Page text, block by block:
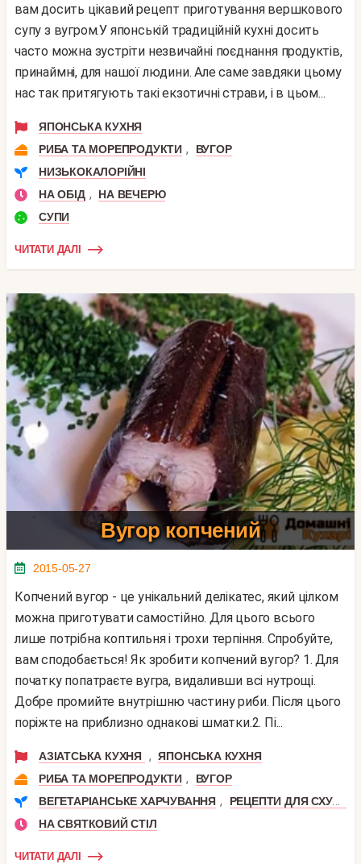
вам досить цікавий рецепт приготування вершкового
супу з вугром.У японській традиційній кухні досить
часто можна зустріти незвичайні поєднання продуктів,
принаймні, для нашої людини. Але саме завдяки цьому
нас так притягують такі екзотичні страви, і в цьом...
ЯПОНСЬКА КУХНЯ
РИБА ТА МОРЕПРОДУКТИ ,
ВУГОР
НИЗЬКОКАЛОРІЙНІ
НА ОБІД ,
НА ВЕЧЕРЮ
СУПИ
ЧИТАТИ ДАЛІ
Вугор копчений
2015-05-27
Копчений вугор - це унікальний делікатес, який цілком
можна приготувати самостійно. Для цього всього
лише потрібна коптильня і трохи терпіння. Спробуйте,
вам сподобається! Як зробити копчений вугор? 1. Для
початку попатраєте вугра, видаливши всі нутрощі.
Добре промийте внутрішню частину риби. Після цього
поріжте на приблизно однакові шматки.2. Пі...
АЗІАТСЬКА КУХНЯ , ЯПОНСЬКА КУХНЯ
РИБА ТА МОРЕПРОДУКТИ ,
ВУГОР
ВЕГЕТАРІАНСЬКЕ ХАРЧУВАННЯ ,
РЕЦЕПТИ ДЛЯ СХУДНЕННЯ
НА СВЯТКОВИЙ СТІЛ
ЧИТАТИ ДАЛІ